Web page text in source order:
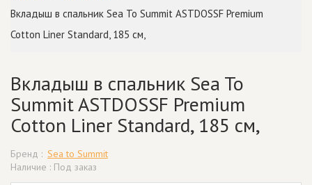
Вкладыш в спальник Sea To Summit ASTDOSSF Premium
Cotton Liner Standard, 185 см,
Вкладыш в спальник Sea To
Summit ASTDOSSF Premium
Cotton Liner Standard, 185 см,
Бренд : Sea to Summit
Наличие : Под заказ